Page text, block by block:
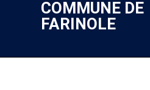
COMMUNE DE
FARINOLE